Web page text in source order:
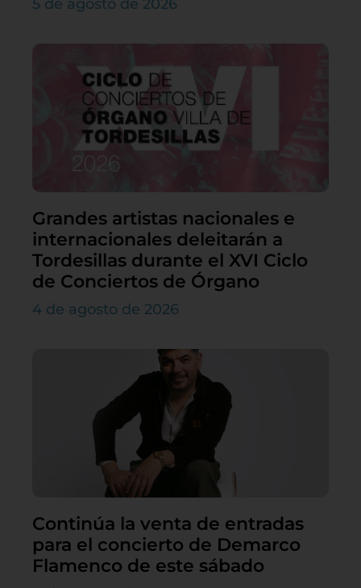
5 de agosto de 2026
Grandes artistas nacionales e
internacionales deleitarán a
Tordesillas durante el XVI Ciclo
de Conciertos de Órgano
4 de agosto de 2026
Continúa la venta de entradas
para el concierto de Demarco
Flamenco de este sábado